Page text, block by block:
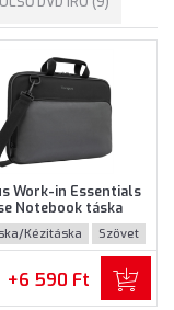
Work-in Essentials
Notebook táska
- Maximum 14.0"
notebokhoz -
szürke színben
Kézitáska Szövet
+6 590 Ft